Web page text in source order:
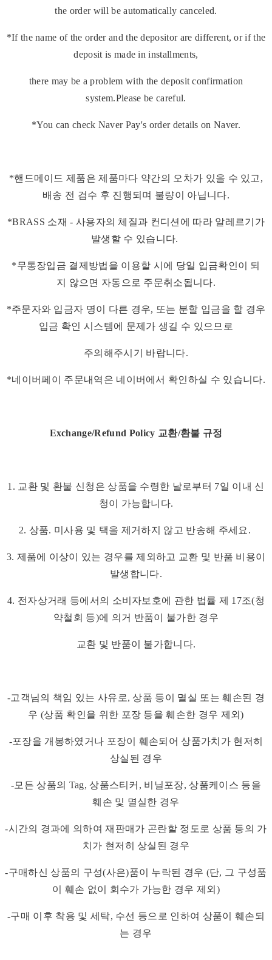
the order will be automatically canceled.
*If the name of the order and the depositor are different, or if the
deposit is made in installments,
there may be a problem with the deposit confirmation
system.Please be careful.
*You can check Naver Pay's order details on Naver.
*핸드메이드 제품은 제품마다 약간의 오차가 있을 수 있고,
배송 전 검수 후 진행되며 불량이 아닙니다.
*BRASS 소재 - 사용자의 체질과 컨디션에 따라 알레르기가
발생할 수 있습니다.
*무통장입금 결제방법을 이용할 시에 당일 입금확인이 되
지 않으면 자동으로 주문취소됩니다.
*주문자와 입금자 명이 다른 경우, 또는 분할 입금을 할 경우
입금 확인 시스템에 문제가 생길 수 있으므로
주의해주시기 바랍니다.
*네이버페이 주문내역은 네이버에서 확인하실 수 있습니다.
Exchange/Refund Policy 교환/환불 규정
1. 교환 및 환불 신청은 상품을 수령한 날로부터 7일 이내 신
청이 가능합니다.
2. 상품. 미사용 및 택을 제거하지 않고 반송해 주세요.
3. 제품에 이상이 있는 경우를 제외하고 교환 및 반품 비용이
발생합니다.
4. 전자상거래 등에서의 소비자보호에 관한 법률 제 17조(청
약철회 등)에 의거 반품이 불가한 경우
교환 및 반품이 불가합니다.
-고객님의 책임 있는 사유로, 상품 등이 멸실 또는 훼손된 경
우 (상품 확인을 위한 포장 등을 훼손한 경우 제외)
-포장을 개봉하였거나 포장이 훼손되어 상품가치가 현저히
상실된 경우
-모든 상품의 Tag, 상품스티커, 비닐포장, 상품케이스 등을
훼손 및 멸실한 경우
-시간의 경과에 의하여 재판매가 곤란할 정도로 상품 등의 가
치가 현저히 상실된 경우
-구매하신 상품의 구성(사은)품이 누락된 경우 (단, 그 구성품
이 훼손 없이 회수가 가능한 경우 제외)
-구매 이후 착용 및 세탁, 수선 등으로 인하여 상품이 훼손되
는 경우